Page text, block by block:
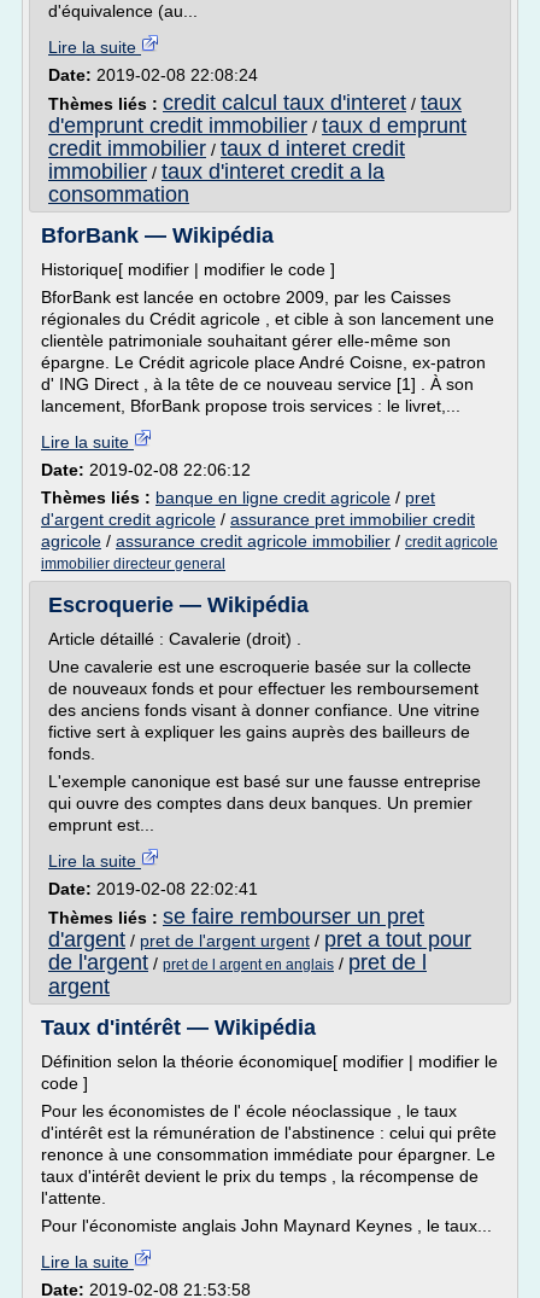
d'équivalence (au...
Lire la suite
Date: 2019-02-08 22:08:24
Thèmes liés : credit calcul taux d'interet / taux
d'emprunt credit immobilier / taux d emprunt
credit immobilier / taux d interet credit
immobilier / taux d'interet credit a la
consommation
BforBank — Wikipédia
Historique[ modifier | modifier le code ]
BforBank est lancée en octobre 2009, par les Caisses
régionales du Crédit agricole , et cible à son lancement une
clientèle patrimoniale souhaitant gérer elle-même son
épargne. Le Crédit agricole place André Coisne, ex-patron
d' ING Direct , à la tête de ce nouveau service [1] . À son
lancement, BforBank propose trois services : le livret,...
Lire la suite
Date: 2019-02-08 22:06:12
Thèmes liés : banque en ligne credit agricole / pret
d'argent credit agricole / assurance pret immobilier credit
agricole / assurance credit agricole immobilier / credit agricole
immobilier directeur general
Escroquerie — Wikipédia
Article détaillé : Cavalerie (droit) .
Une cavalerie est une escroquerie basée sur la collecte
de nouveaux fonds et pour effectuer les remboursement
des anciens fonds visant à donner confiance. Une vitrine
fictive sert à expliquer les gains auprès des bailleurs de
fonds.
L'exemple canonique est basé sur une fausse entreprise
qui ouvre des comptes dans deux banques. Un premier
emprunt est...
Lire la suite
Date: 2019-02-08 22:02:41
Thèmes liés : se faire rembourser un pret
d'argent / pret de l'argent urgent / pret a tout pour
de l'argent / pret de l argent en anglais / pret de l
argent
Taux d'intérêt — Wikipédia
Définition selon la théorie économique[ modifier | modifier le
code ]
Pour les économistes de l' école néoclassique , le taux
d'intérêt est la rémunération de l'abstinence : celui qui prête
renonce à une consommation immédiate pour épargner. Le
taux d'intérêt devient le prix du temps , la récompense de
l'attente.
Pour l'économiste anglais John Maynard Keynes , le taux...
Lire la suite
Date: 2019-02-08 21:53:58